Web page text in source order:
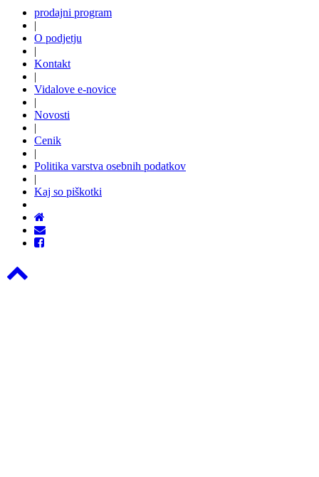
prodajni program
|
O podjetju
|
Kontakt
|
Vidalove e-novice
|
Novosti
|
Cenik
|
Politika varstva osebnih podatkov
|
Kaj so piškotki